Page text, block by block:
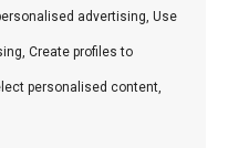
advertising, Use
Create profiles to
personalised content,
op het rooster
vlammen stijgen